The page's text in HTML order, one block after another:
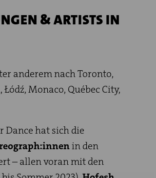
& ARTISTS IN
anderem nach Toronto,
Monaco, Québec City,
Dance hat sich die
in den
– allen voran mit den